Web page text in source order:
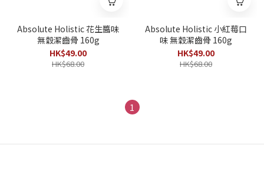
Absolute Holistic 花生醬味
無穀潔齒骨 160g
HK$49.00
HK$68.00
Absolute Holistic 小紅莓口
味 無穀潔齒骨 160g
HK$49.00
HK$68.00
1